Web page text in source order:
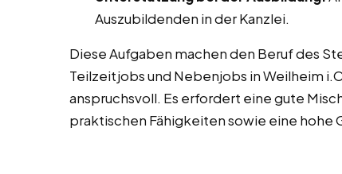
Auszubildenden in der Kanzlei.
Diese Aufgaben machen den Beruf des
Teilzeitjobs und Nebenjobs in Weilheim
anspruchsvoll. Es erfordert eine gute
praktischen Fähigkeiten sowie eine hohe